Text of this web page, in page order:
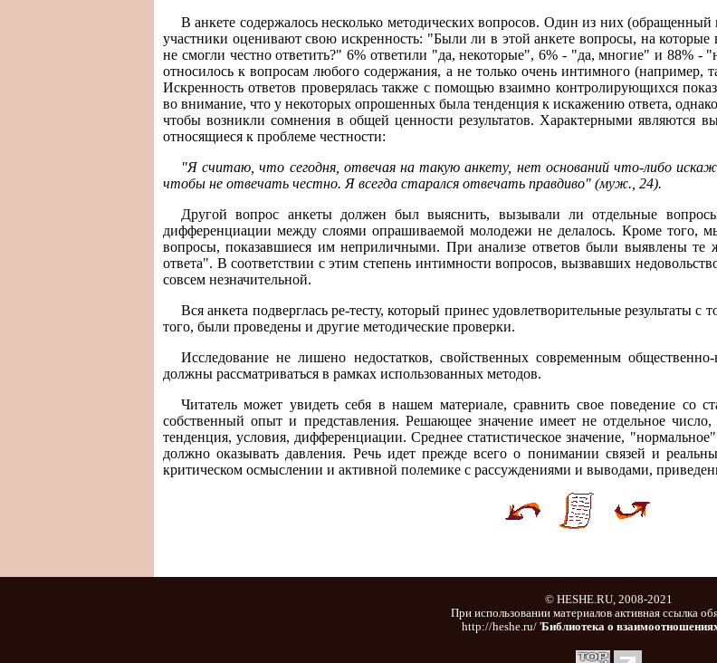
В анкете содержалось несколько методических вопросов. Один из них (обращенный
участники оценивают свою искренность: "Были ли в этой анкете вопросы, на
не смогли честно ответить?" 6% ответили "да, некоторые", 6% - "да, многие" и
относилось к вопросам любого содержания, а не только очень интимного (например,
Искренность ответов проверялась также с помощью взаимно контролирующихся
во внимание, что у некоторых опрошенных была тенденция к искажению ответа,
чтобы возникли сомнения в общей ценности результатов. Характерными являются
относящиеся к проблеме честности:
"Я считаю, что сегодня, отвечая на такую анкету, нет оснований что-либо
чтобы не отвечать честно. Я всегда старался отвечать правдиво" (муж., 24).
Другой вопрос анкеты должен был выяснить, вызывали ли отдельные
дифференциации между слоями опрашиваемой молодежи не делалось. Кроме того,
вопросы, показавшиеся им неприличными. При анализе ответов были выявлены
ответа". В соответствии с этим степень интимности вопросов, вызвавших
совсем незначительной.
Вся анкета подверглась ре-тесту, который принес удовлетворительные результаты
того, были проведены и другие методические проверки.
Исследование не лишено недостатков, свойственных современным
должны рассматриваться в рамках использованных методов.
Читатель может увидеть себя в нашем материале, сравнить свое поведение со
собственный опыт и представления. Решающее значение имеет не отдельное
тенденция, условия, дифференциации. Среднее статистическое значение,
должно оказывать давления. Речь идет прежде всего о понимании связей и
критическом осмыслении и активной полемике с рассуждениями и выводами,
© HESHE.RU, 2008-2021
При использовании материалов активная ссылка
http://heshe.ru/ 'Библиотека о